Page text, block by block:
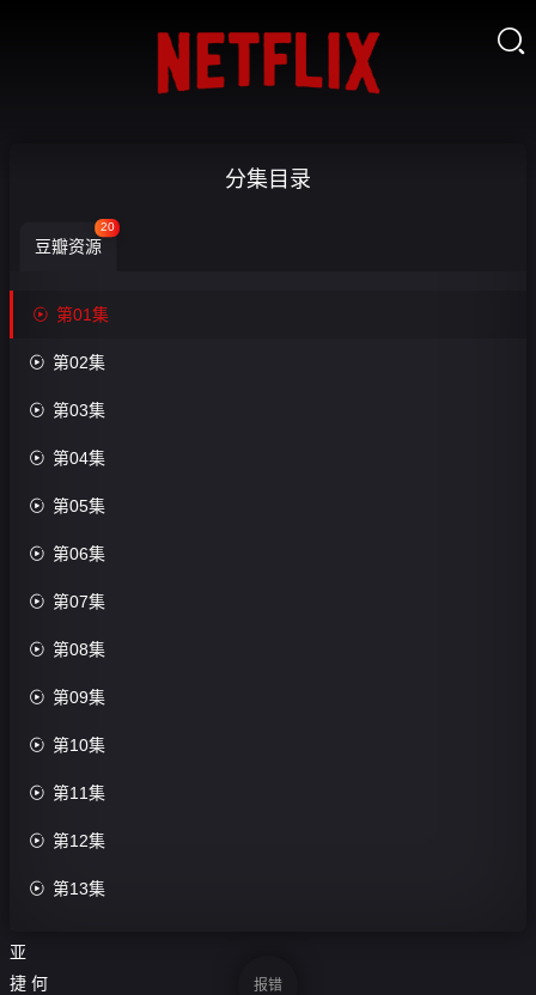

之
约-
第
集
集完
收
分：
0.0
演：
演：
亚
捷 何
分集目录
豆瓣资源
20
 第01集
 第02集
 第03集
 第04集
 第05集
 第06集
 第07集
 第08集
 第09集
 第10集
 第11集
 第12集
 第13集
 报错